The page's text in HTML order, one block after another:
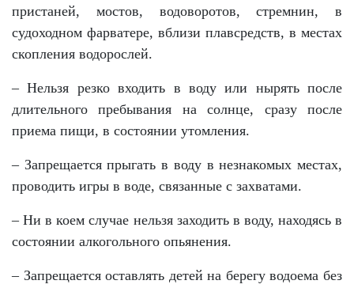
пристаней, мостов, водоворотов, стремнин, в
судоходном фарватере, вблизи плавсредств, в местах
скопления водорослей.
– Нельзя резко входить в воду или нырять после
длительного пребывания на солнце, сразу после
приема пищи, в состоянии утомления.
– Запрещается прыгать в воду в незнакомых местах,
проводить игры в воде, связанные с захватами.
– Ни в коем случае нельзя заходить в воду, находясь в
состоянии алкогольного опьянения.
– Запрещается оставлять детей на берегу водоема без